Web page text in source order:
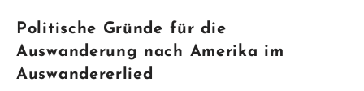
Politische Gründe für die
Auswanderung nach Amerika im
Auswandererlied